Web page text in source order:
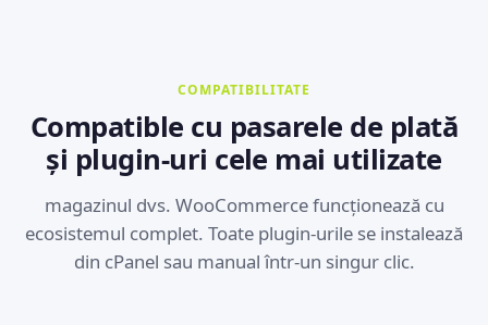
COMPATIBILITATE
Compatible cu pasarele de plată
și plugin-uri cele mai utilizate
magazinul dvs. WooCommerce funcționează cu
ecosistemul complet. Toate plugin-urile se instalează
din cPanel sau manual într-un singur clic.